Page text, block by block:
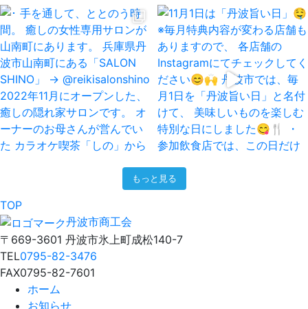
もっと見る
TOP
丹波市商工会
〒669-3601 丹波市氷上町成松140-7
TEL0795-82-3476
FAX0795-82-7601
ホーム
お知らせ